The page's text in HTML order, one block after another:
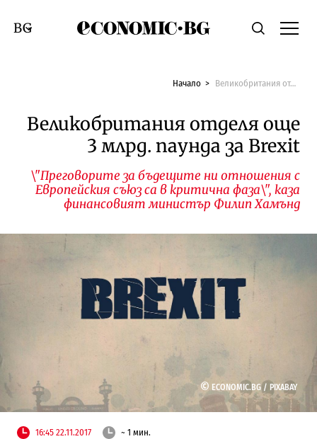
Economic.bgТърсене
Смяна на език
Начало Великобритания отделя още 3 млрд. паунда за Brexit
Великобритания отделя още
3 млрд. паунда за Brexit
\"Преговорите за бъдещите ни отношения с
Европейския съюз са в критична фаза\", каза
финансовият министър Филип Хамънд
© ECONOMIC.BG / PIXABAY
16:45 22.11.2017 ~ 1 мин.